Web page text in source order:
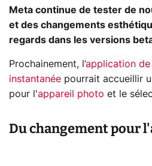
Meta continue de tester de
et des changements
regards dans les versions
Prochainement, l’application de
instantanée pourrait accueillir
pour l'appareil photo et le
Du changement pour